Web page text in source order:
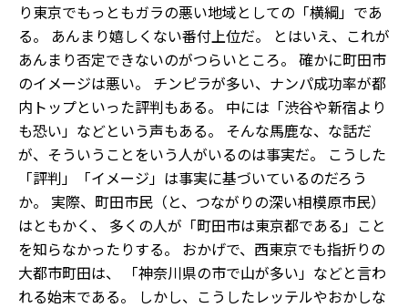
り東京でもっともガラの悪い地域としての「横綱」であ
る。 あんまり嬉しくない番付上位だ。 とはいえ、これが
あんまり否定できないのがつらいところ。 確かに町田市
のイメージは悪い。 チンピラが多い、ナンパ成功率が都
内トップといった評判もある。 中には「渋谷や新宿より
も恐い」などという声もある。 そんな馬鹿な、な話だ
が、そういうことをいう人がいるのは事実だ。 こうした
「評判」「イメージ」は事実に基づいているのだろう
か。 実際、町田市民（と、つながりの深い相模原市民）
はともかく、 多くの人が「町田市は東京都である」こと
を知らなかったりする。 おかげで、西東京でも指折りの
大都市町田は、 「神奈川県の市で山が多い」などと言わ
れる始末である。 しかし、こうしたレッテルやおかしな